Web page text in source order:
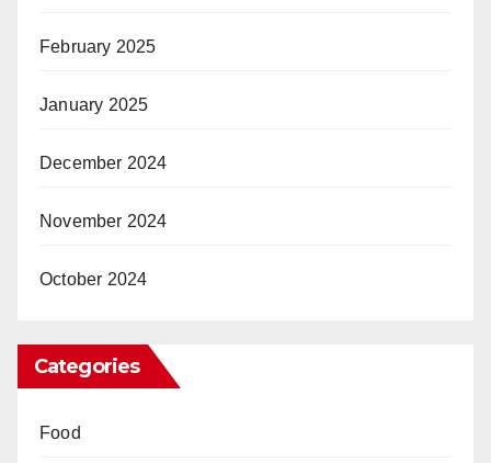
February 2025
January 2025
December 2024
November 2024
October 2024
Categories
Food